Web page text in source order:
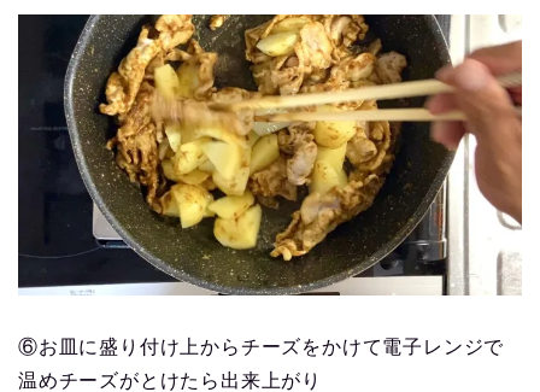
⑥お皿に盛り付け上からチーズをかけて電子レンジで
温めチーズがとけたら出来上がり